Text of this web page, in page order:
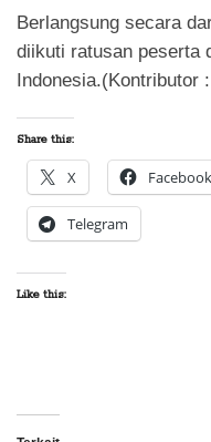
Berlangsung secara
diikuti ratusan peserta
Indonesia.(Kontributor
Share this:
X Facebook
Telegram
Like this: